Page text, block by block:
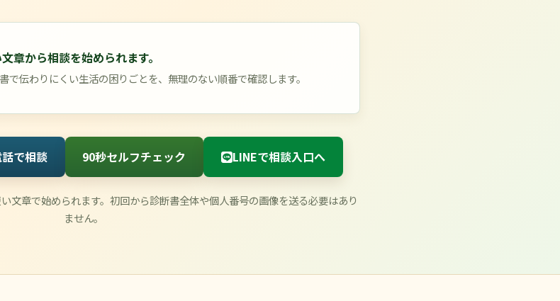
章から相談を始められます。
で伝わりにくい生活の困りごとを、無理のない順番で確認します。
で相談 90秒セルフチェック LINEで相談入口へ
文章で始められます。初回から診断書全体や個人番号の画像を送る必要はあり
ません。